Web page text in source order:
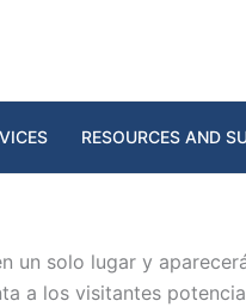
RESOURCES AND
un solo lugar y
a los visitantes